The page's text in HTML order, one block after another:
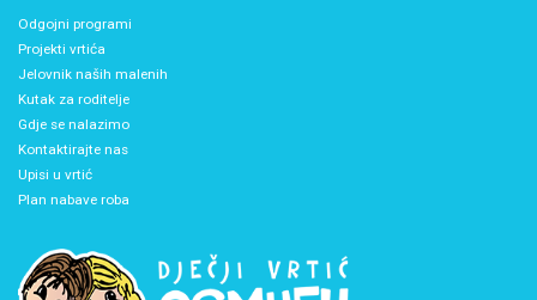
Odgojni programi
Projekti vrtića
Jelovnik naših malenih
Kutak za roditelje
Gdje se nalazimo
Kontaktirajte nas
Upisi u vrtić
Plan nabave roba